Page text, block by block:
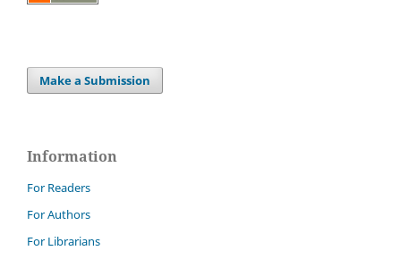
Make a Submission
Information
For Readers
For Authors
For Librarians